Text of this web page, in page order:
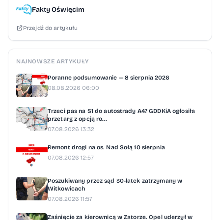
to nagroda za miesiące pracy,
zaangażowania i sportowej pasji. Wielki finał
możliwość poczucia atmosfery stadionu na
którym swoje mecze rozgrywa
reprezentacja Polski. „Większość piłkarek
część reprezentacji seniorskich pierwsze
kroki stawiało w Pucharze Tymbarku. To
dowód, że jest to ważny element w dążeniu
do celu. Oczywiście sam udział nie
motywację” - podkreśla selekcjoner
reprezentacji Polski, Jan Urban. Puchar
Tymbarku jest inicjatywą, która od wielu lat
Fakty Oświęcim
Przejdź do artykułu
NAJNOWSZE ARTYKUŁY
Poranne podsumowanie — 8 sierpnia 2026
08.08.2026 06:00
Trzeci pas na S1 do autostrady A4? GDDKiA ogłosiła
przetarg z opcją ro...
07.08.2026 13:32
Remont drogi na os. Nad Sołą 10 sierpnia
07.08.2026 12:57
Poszukiwany przez sąd 30-latek zatrzymany w
Witkowicach
07.08.2026 11:57
Zaśnięcie za kierownicą w Zatorze. Opel uderzył w